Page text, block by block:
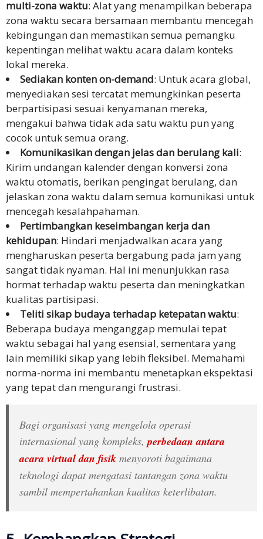
multi-zona waktu: Alat yang menampilkan beberapa
zona waktu secara bersamaan membantu mencegah
kebingungan dan memastikan semua pemangku
kepentingan melihat waktu acara dalam konteks
lokal mereka.
Sediakan konten on-demand: Untuk acara global,
menyediakan sesi tercatat memungkinkan peserta
berpartisipasi sesuai kenyamanan mereka,
mengakui bahwa tidak ada satu waktu pun yang
cocok untuk semua orang.
Komunikasikan dengan jelas dan berulang kali:
Kirim undangan kalender dengan konversi zona
waktu otomatis, berikan pengingat berulang, dan
jelaskan zona waktu dalam semua komunikasi untuk
mencegah kesalahpahaman.
Pertimbangkan keseimbangan kerja dan
kehidupan: Hindari menjadwalkan acara yang
mengharuskan peserta bergabung pada jam yang
sangat tidak nyaman. Hal ini menunjukkan rasa
hormat terhadap waktu peserta dan meningkatkan
kualitas partisipasi.
Teliti sikap budaya terhadap ketepatan waktu:
Beberapa budaya menganggap memulai tepat
waktu sebagai hal yang esensial, sementara yang
lain memiliki sikap yang lebih fleksibel. Memahami
norma-norma ini membantu menetapkan ekspektasi
yang tepat dan mengurangi frustrasi.
Bagi organisasi yang mengelola operasi
internasional yang kompleks, perbedaan antara
acara virtual dan fisikmenyoroti bagaimana
teknologi dapat mengatasi tantangan zona waktu
sambil mempertahankan kualitas keterlibatan.